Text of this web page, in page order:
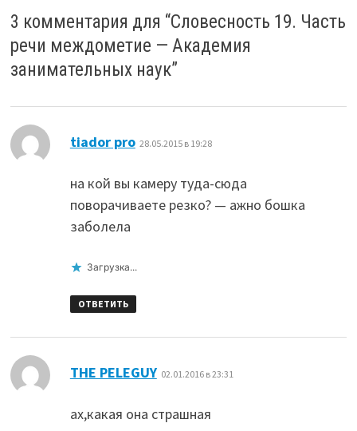
3 комментария для “Словесность 19. Часть
речи междометие — Академия
занимательных наук”
tiador pro: 28.05.2015 в 19:28
на кой вы камеру туда-сюда
поворачиваете резко? — ажно бошка
заболела
Загрузка...
ОТВЕТИТЬ
THE PELEGUY: 02.01.2016 в 23:31
ах,какая она страшная